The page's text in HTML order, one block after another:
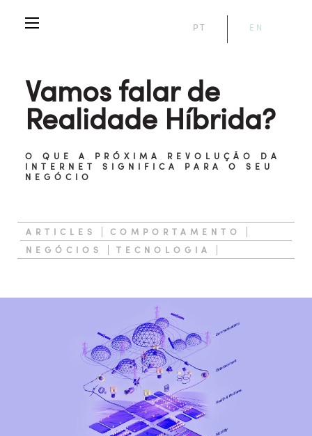
PT EN
Vamos falar de
Realidade Híbrida?
O QUE A PRÓXIMA REVOLUÇÃO DA
INTERNET SIGNIFICA PARA O SEU
NEGÓCIO
ARTICLES
COMPORTAMENTO
NEGÓCIOS
TECNOLOGIA